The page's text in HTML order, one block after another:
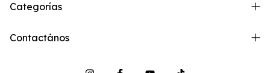
Categorías
Contactános